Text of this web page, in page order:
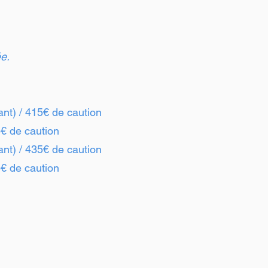
/ 415€ de caution
de caution
/ 435€ de caution
de caution